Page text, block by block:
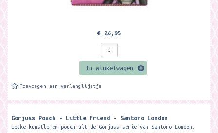
€ 26,95
In winkelwagen
Toevoegen aan verlanglijstje
Gorjuss Pouch - Little Friend - Santoro London
Leuke kunstleren pouch uit de Gorjuss serie van Santoro London.